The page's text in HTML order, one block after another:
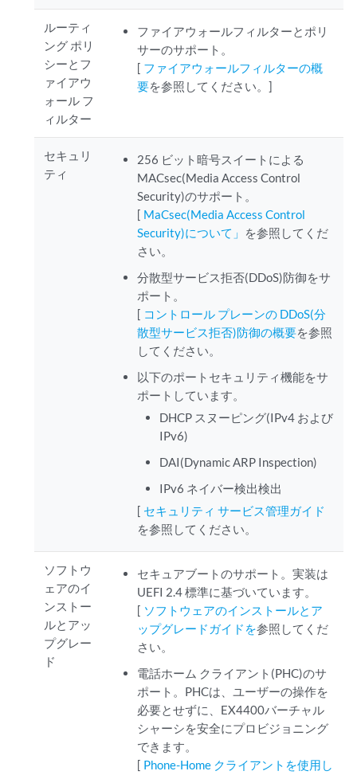
ルーティ
ング ポリ
シーとフ
ァイアウ
ォール フ
ィルター
ファイアウォールフィルターとポリ
サーのサポート。
[ ファイアウォールフィルターの概
要を参照してください。]
セキュリ
ティ
256 ビット暗号スイートによる
MACsec(Media Access Control
Security)のサポート。
[ MaCsec(Media Access Control
Security)について」 を参照してくだ
さい。
分散型サービス拒否(DDoS)防御をサ
ポート。
[ コントロール プレーンの DDoS(分
散型サービス拒否)防御の概要を参照
してください。
以下のポートセキュリティ機能をサ
ポートしています。
DHCP スヌーピング(IPv4 および
IPv6)
DAI(Dynamic ARP Inspection)
IPv6 ネイバー検出検出
[ セキュリティ サービス管理ガイド
を参照してください。
ソフトウ
ェアのイ
ンストー
ルとアッ
プグレー
ド
セキュアブートのサポート。実装は
UEFI 2.4 標準に基づいています。
[ ソフトウェアのインストールとア
ップグレードガイドを参照してくだ
さい。
電話ホーム クライアント(PHC)のサ
ポート。PHCは、ユーザーの操作を
必要とせずに、EX4400バーチャル
シャーシを安全にプロビジョニング
できます。
[ Phone-Home クライアントを使用し